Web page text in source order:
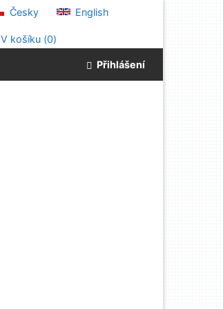
Česky English
V košíku (0)
Přihlášení